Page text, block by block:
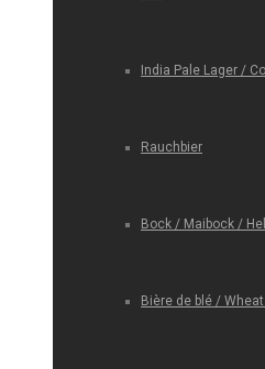
India Pale Lager /
Rauchbier
Bock / Maibock /
Bière de blé /